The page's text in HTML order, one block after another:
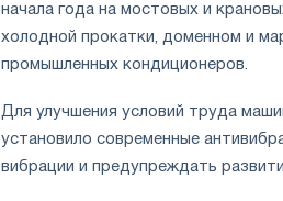
начала года на мостовых и
холодной прокатки, доменном и
промышленных кондиционеров.
Для улучшения условий труда
установило современные
вибрации и предупреждать